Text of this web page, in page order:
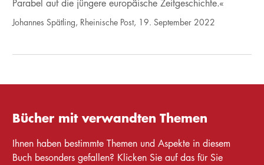
Parabel auf die jüngere europäische Zeitgeschichte.«
Johannes Spätling, Rheinische Post, 19. September 2022
Bücher mit verwandten Themen
Ihnen haben bestimmte Themen und Aspekte in diesem
Buch besonders gefallen? Klicken Sie auf das für Sie